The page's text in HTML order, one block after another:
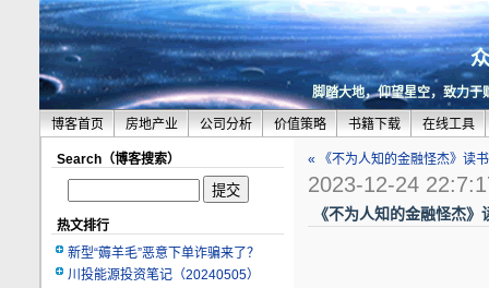
脚踏大地，仰望星空，致力于
博客首页 房地产业 公司分析 价值策略 书籍下载 在线工具
Search（博客搜索）
热文排行
新型“薅羊毛”恶意下单诈骗来了？
川投能源投资笔记（20240505）
« 《不为人知的金融怪杰》读
2023-12-24
《不为人知的金融怪杰